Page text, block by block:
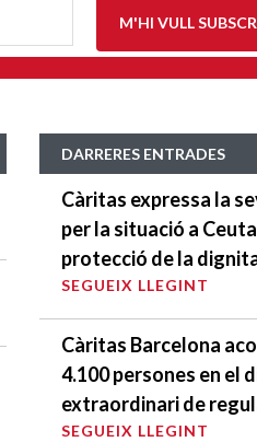
M'HI VULL
DARRERES ENTRADES
Càritas expressa la
per la situació a
protecció de la
SEGUEIX LLEGINT
Càritas Barcelona
4.100 persones en el
extraordinari de
SEGUEIX LLEGINT